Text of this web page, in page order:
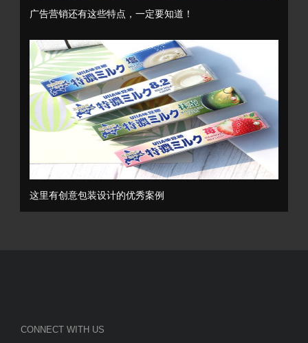
广告营销还有这些特点，一定要知道！
这里有创意包装设计的优秀案例
CONNECT WITH US